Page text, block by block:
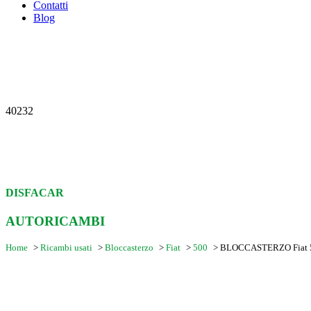
Contatti
Blog
40232
DISFACAR
AUTORICAMBI
Home > Ricambi usati > Bloccasterzo > Fiat > 500 > BLOCCASTERZO Fiat